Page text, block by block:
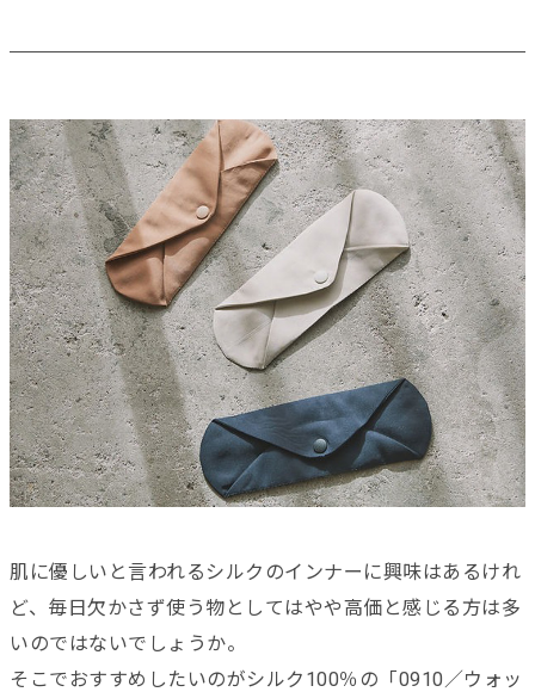
肌に優しいと言われるシルクのインナーに興味はあるけれ
ど、毎日欠かさず使う物としてはやや高価と感じる方は多
いのではないでしょうか。
そこでおすすめしたいのがシルク100％の「0910／ウォッ